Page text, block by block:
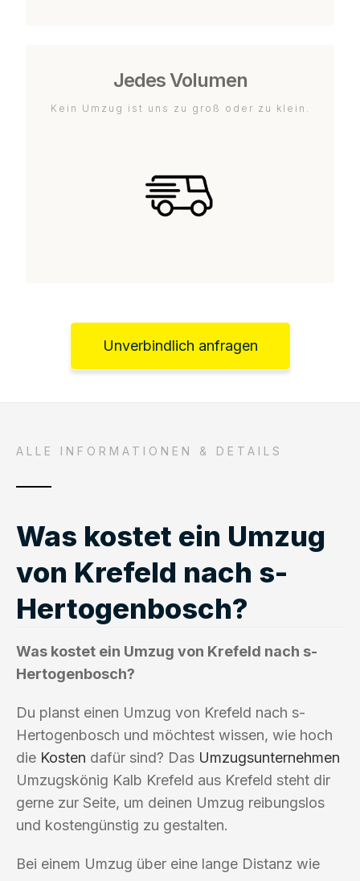
Jedes Volumen
Kein Umzug ist uns zu groß oder zu klein.
Unverbindlich anfragen
ALLE INFORMATIONEN & DETAILS
Was kostet ein Umzug
von Krefeld nach s-
Hertogenbosch?
Was kostet ein Umzug von Krefeld nach s-
Hertogenbosch?
Du planst einen Umzug von Krefeld nach s-
Hertogenbosch und möchtest wissen, wie hoch
die Kosten dafür sind? Das Umzugsunternehmen
Umzugskönig Kalb Krefeld aus Krefeld steht dir
gerne zur Seite, um deinen Umzug reibungslos
und kostengünstig zu gestalten.
Bei einem Umzug über eine lange Distanz wie